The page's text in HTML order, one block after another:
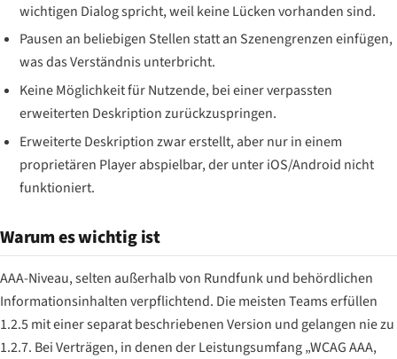
wichtigen Dialog spricht, weil keine Lücken vorhanden sind.
Pausen an beliebigen Stellen statt an Szenengrenzen einfügen,
was das Verständnis unterbricht.
Keine Möglichkeit für Nutzende, bei einer verpassten
erweiterten Deskription zurückzuspringen.
Erweiterte Deskription zwar erstellt, aber nur in einem
proprietären Player abspielbar, der unter iOS/Android nicht
funktioniert.
Warum es wichtig ist
AAA-Niveau, selten außerhalb von Rundfunk und behördlichen
Informationsinhalten verpflichtend. Die meisten Teams erfüllen
1.2.5 mit einer separat beschriebenen Version und gelangen nie zu
1.2.7. Bei Verträgen, in denen der Leistungsumfang „WCAG AAA,